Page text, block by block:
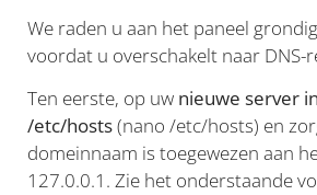
We raden u aan het paneel
voordat u overschakelt naar DNS-
Ten eerste, op uw nieuwe server
/etc/hosts(nano /etc/hosts) en
domeinnaam is toegewezen aan
127.0.0.1. Zie het onderstaande